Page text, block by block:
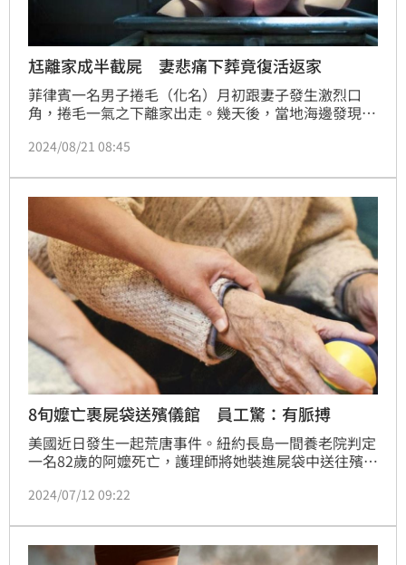
尪離家成半截屍 妻悲痛下葬竟復活返家
菲律賓一名男子捲毛（化名）月初跟妻子發生激烈口
角，捲毛一氣之下離家出走。幾天後，當地海邊發現一
全無，家人就認定捲毛已死，幫他幫完喪禮並下葬。沒
大擺的走回家，讓目擊鄰居全都嚇壞，事後才發現是家
人鬧烏龍，海邊遺體根本不是捲毛，一場喪事白辦、眼
淚白流。
2024/08/21 08:45
8旬嬤亡裹屍袋送殯儀館 員工驚：有脈搏
美國近日發生一起荒唐事件。紐約長島一間養老院判定
一名82歲的阿嬤死亡，護理師將她裝進屍袋中送往殯儀
有呼吸，雖然送往醫院急救成功，但她隔一天仍不治身
2024/07/12 09:22